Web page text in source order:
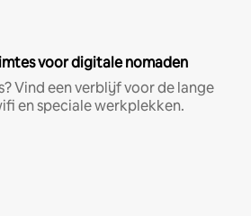
voor digitale nomaden
Vind een verblijf voor de lange
en speciale werkplekken.